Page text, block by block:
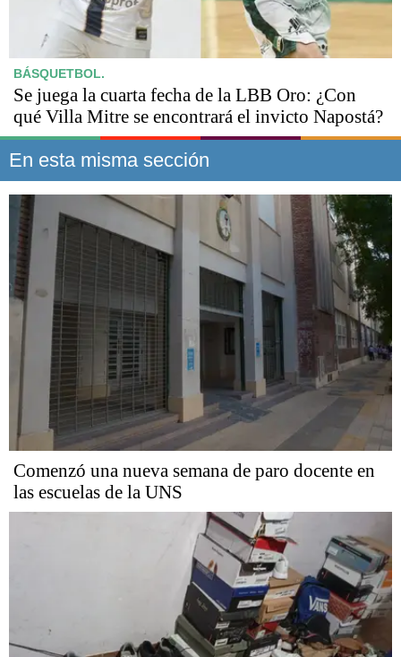
BÁSQUETBOL.
Se juega la cuarta fecha de la LBB Oro: ¿Con
qué Villa Mitre se encontrará el invicto Napostá?
En esta misma sección
Comenzó una nueva semana de paro docente en
las escuelas de la UNS